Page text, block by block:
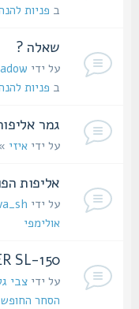
פניות להנהלת
שאלה ?
על ידי
פניות להנהלת
גמר אליפות
על ידיאיזי» 29 ינואר 2011, 17:00 ב
אליפות
על ידיiva_sh» 29 ינואר 2011, 12:29 ב
אולימפי
SL-150
על ידיצבי גליק » 22
הסחר החופשי